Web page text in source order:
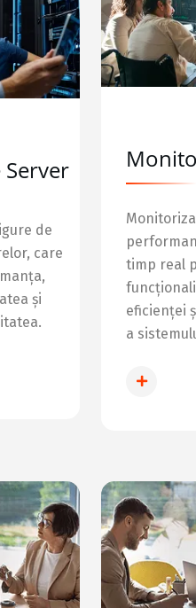
de
care
și
timp real
eficienței
a